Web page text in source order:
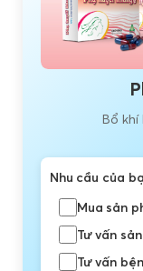
Bổ khí
Nhu cầu của
Mua sản
Tư vấn
Tư vấn